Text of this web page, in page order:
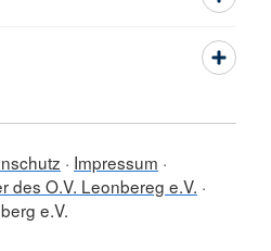
Impressum
des O.V. Leonbereg e.V.
e.V.